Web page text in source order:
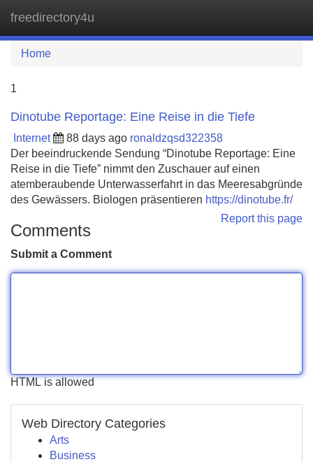
freedirectory4u
Home
1
Dinotube Reportage: Eine Reise in die Tiefe
Internet 88 days ago ronaldzqsd322358
Der beeindruckende Sendung “Dinotube Reportage: Eine
Reise in die Tiefe” nimmt den Zuschauer auf einen
atemberaubende Unterwasserfahrt in das Meeresabgründe
des Gewässers. Biologen präsentieren https://dinotube.fr/
Report this page
Comments
Submit a Comment
HTML is allowed
Web Directory Categories
Arts
Business